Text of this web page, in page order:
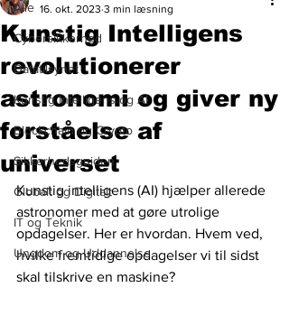
Alle
Cybersikkerhed
Datatilsynet
Kunstig Intelligens og AI
Blockchain og Crypto
Sikkerhedsguiden
Globalt og Digitalt
IT og Teknik
Ungdom og Uddannelse
Kunstig Intelligens
revolutionerer
astronomi og giver ny
forståelse af
universet
16. okt. 2023 3 min læsning
Kunstig intelligens (AI) hjælper allerede
astronomer med at gøre utrolige
opdagelser. Her er hvordan. Hvem ved,
hvilke fremtidige opdagelser vi til sidst
skal tilskrive en maskine?